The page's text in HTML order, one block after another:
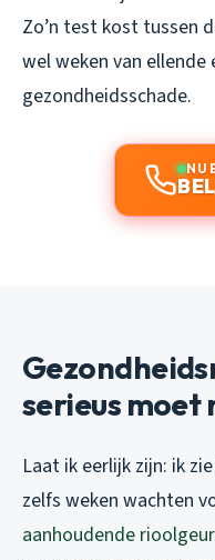
Zo’n test kost tussen
wel weken van
gezondheidsschade.
NU
serieus moet
Laat ik eerlijk zijn: ik
zelfs weken wachten
aanhoudende